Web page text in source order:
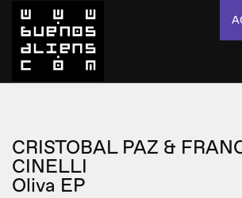
CRISTOBAL PAZ &
CINELLI
Oliva EP